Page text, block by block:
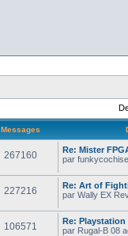
Messages
267160
Re: Mister
par funkycochise
227216
Re: Art of
par Wally EX
106571
Re: Playstation
par Rugal-B 08